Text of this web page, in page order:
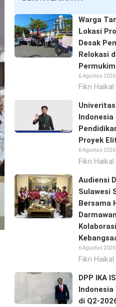
Warga
Lokasi
Desak
Relokasi
6 Agustus 2026
Fikri Haikal
Indonesia
Proyek
6 Agustus 2026
Fikri Haikal
Audiensi
Sulawesi
Bersama
6 Agustus 2026
Fikri Haikal
DPP IKA
Indonesia
di Q2-